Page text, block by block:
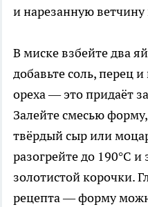
и нарезанную ветчину
В миске взбейте два
добавьте соль, перец
ореха — это придаёт
Залейте смесью
твёрдый сыр или
разогрейте до 190°C
золотистой корочки.
рецепта — форму